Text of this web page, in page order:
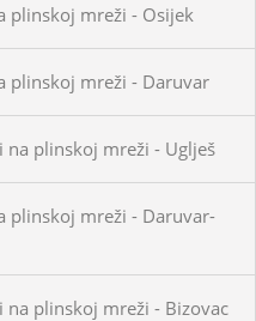
plinskoj mreži - Osijek
plinskoj mreži - Daruvar
plinskoj mreži - Uglješ
plinskoj mreži - Daruvar-
plinskoj mreži - Bizovac